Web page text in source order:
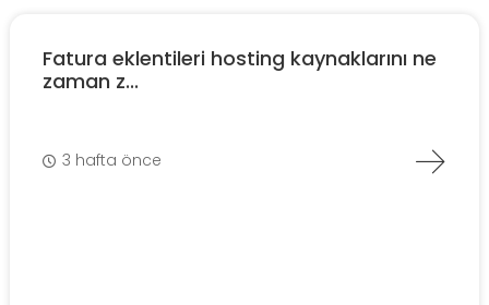
Fatura eklentileri hosting kaynaklarını ne
zaman z...
3 hafta önce